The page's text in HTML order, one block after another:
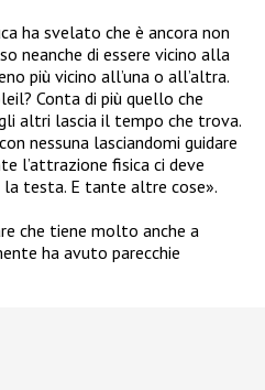
ha svelato che è ancora non
neanche di essere vicino alla
più vicino all’una o all’altra.
Conta di più quello che
altri lascia il tempo che trova.
nessuna lasciandomi guidare
l’attrazione fisica ci deve
la testa. E tante altre cose».
che tiene molto anche a
ha avuto parecchie